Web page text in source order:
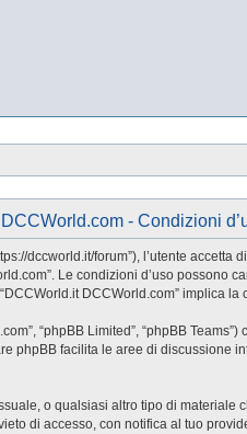
- Condizioni
dccworld.it/forum”), l’utente
Le condizioni d’uso
DCCWorld.com” implica
“phpBB Limited”, “phpBB
phpBB facilita le aree di discussione
o qualsiasi altro tipo di
di accesso, con notifica al tuo